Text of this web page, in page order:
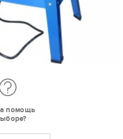
помощь